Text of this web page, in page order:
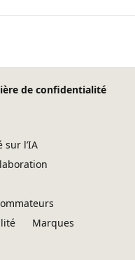
de confidentialité
sur l’IA
Marques